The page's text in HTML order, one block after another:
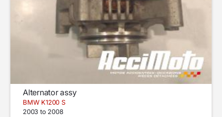
Alternator assy
BMW K1200 S
2003 to 2008